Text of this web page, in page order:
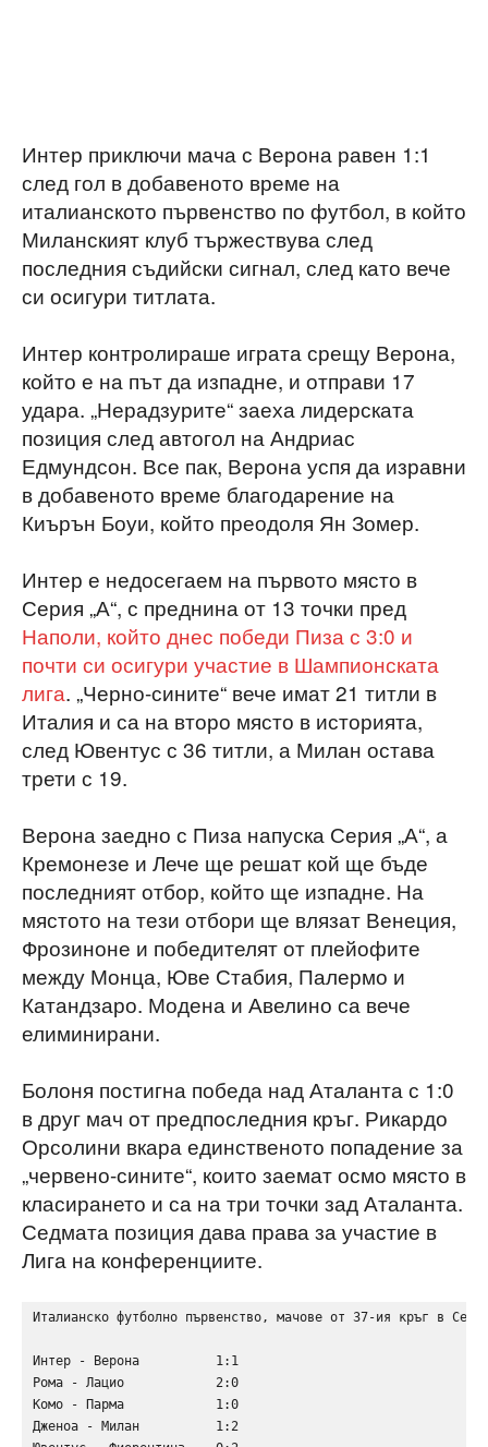
Интер приключи мача с Верона равен 1:1
след гол в добавеното време на
италианското първенство по футбол, в който
Миланският клуб тържествува след
последния съдийски сигнал, след като вече
си осигури титлата.
Интер контролираше играта срещу Верона,
който е на път да изпадне, и отправи 17
удара. „Нерадзурите“ заеха лидерската
позиция след автогол на Андриас
Едмундсон. Все пак, Верона успя да изравни
в добавеното време благодарение на
Киърън Боуи, който преодоля Ян Зомер.
Интер е недосегаем на първото място в
Серия „А“, с преднина от 13 точки пред
Наполи, който днес победи Пиза с 3:0 и
почти си осигури участие в Шампионската
лига. „Черно-сините“ вече имат 21 титли в
Италия и са на второ място в историята,
след Ювентус с 36 титли, а Милан остава
трети с 19.
Верона заедно с Пиза напуска Серия „А“, а
Кремонезе и Лече ще решат кой ще бъде
последният отбор, който ще изпадне. На
мястото на тези отбори ще влязат Венеция,
Фрозиноне и победителят от плейофите
между Монца, Юве Стабия, Палермо и
Катандзаро. Модена и Авелино са вече
елиминирани.
Болоня постигна победа над Аталанта с 1:0
в друг мач от предпоследния кръг. Рикардо
Орсолини вкара единственото попадение за
„червено-сините“, които заемат осмо място в
класирането и са на три точки зад Аталанта.
Седмата позиция дава права за участие в
Лига на конференциите.
Италианско футболно първенство, мачове от 37-ия кръг в
Интер - Верона          1:1
Рома - Лацио            2:0
Комо - Парма            1:0
Дженоа - Милан          1:2